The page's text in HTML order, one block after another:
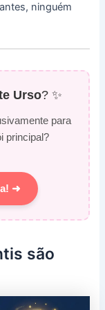
ninguém
Urso? ✨
para
principal?
➜
são